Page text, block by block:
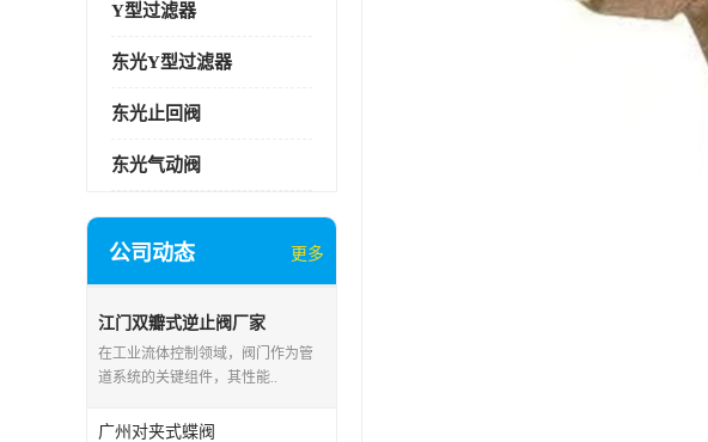
Y型过滤器
东光Y型过滤器
东光止回阀
东光气动阀
公司动态 更多
江门双瓣式逆止阀厂家
在工业流体控制领域，阀门作为管
道系统的关键组件，其性能..
广州对夹式蝶阀